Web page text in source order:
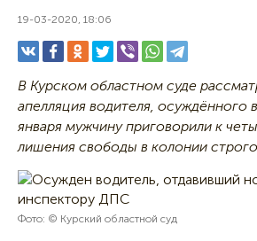
19-03-2020, 18:06
В Курском областном суде
апелляция водителя, осуждённого
января мужчину приговорили к
лишения свободы в колонии
Фото: © Курский областной суд